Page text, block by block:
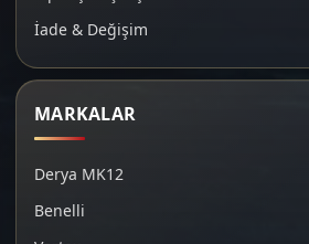
İade & Değişim
MARKALAR
Derya MK12
Benelli